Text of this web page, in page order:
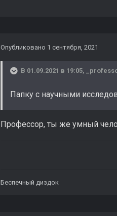
Опубликовано 1 сентября, 2021
В 01.09.2021 в 19:05,
Папку с научными
Профессор, ты же умный
Беспечный диздок